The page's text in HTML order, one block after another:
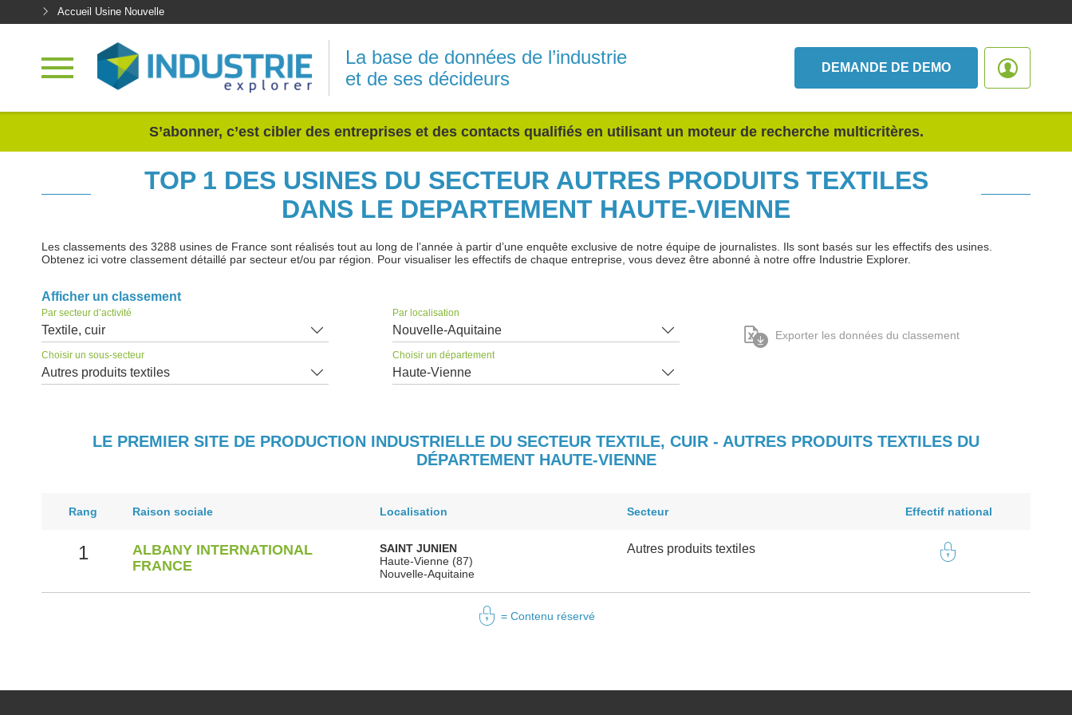
Accueil Usine Nouvelle
La base de données de l’industrie
et de ses décideurs
DEMANDE DE DEMO
S’abonner, c’est cibler des entreprises et des contacts qualifiés en utilisant un moteur de recherche multicritères.
TOP 1 DES USINES DU SECTEUR AUTRES PRODUITS TEXTILES
DANS LE DEPARTEMENT HAUTE-VIENNE
Les classements des 3288 usines de France sont réalisés tout au long de l’année à partir d’une enquête exclusive de notre équipe de journalistes. Ils sont basés sur les effectifs des usines.
Obtenez ici votre classement détaillé par secteur et/ou par région. Pour visualiser les effectifs de chaque entreprise, vous devez être abonné à notre offre Industrie Explorer.
Afficher un classement
Par secteur d’activité
Textile, cuir
Choisir un sous-secteur
Autres produits textiles
Par localisation
Nouvelle-Aquitaine
Choisir un département
Haute-Vienne
Exporter les données du classement
LE PREMIER SITE DE PRODUCTION INDUSTRIELLE DU SECTEUR TEXTILE, CUIR - AUTRES PRODUITS TEXTILES DU
DÉPARTEMENT HAUTE-VIENNE
Rang Raison sociale Localisation Secteur Effectif national
1
ALBANY INTERNATIONAL
FRANCE
SAINT JUNIEN
Haute-Vienne (87)
Nouvelle-Aquitaine
Autres produits textiles
= Contenu réservé